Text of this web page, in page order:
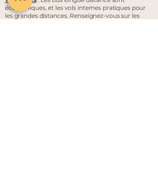
économiques, et les vols internes pratiques pour
les grandes distances. Renseignez-vous sur les